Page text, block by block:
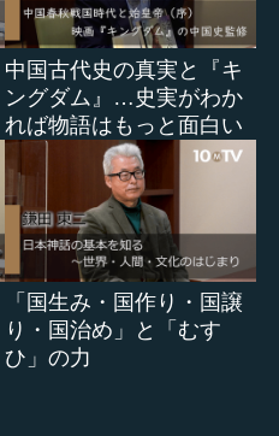
中国古代史の真実と『キ
ングダム』…史実がわか
れば物語はもっと面白い
「国生み・国作り・国譲
り・国治め」と「むす
ひ」の力